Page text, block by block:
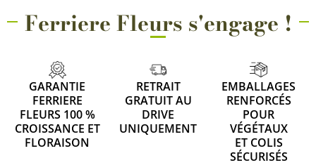
Ferriere Fleurs s'engage !
GARANTIE
FERRIERE
FLEURS 100 %
CROISSANCE ET
FLORAISON
RETRAIT
GRATUIT AU
DRIVE
UNIQUEMENT
EMBALLAGES
RENFORCÉS
POUR
VÉGÉTAUX
ET COLIS
SÉCURISÉS